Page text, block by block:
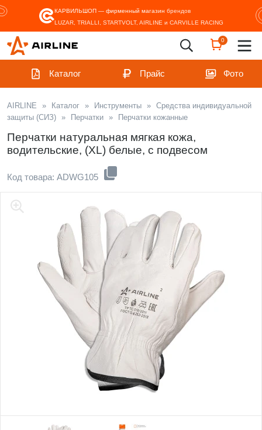
КАРВИЛЬШОП — фирменный магазин брендов
LUZAR, TRIALLI, STARTVOLT, AIRLINE и CARVILLE RACING
0
Каталог Прайс Фото
AIRLINE » Каталог » Инструменты » Средства индивидуальной
защиты (СИЗ) » Перчатки » Перчатки кожанные
Перчатки натуральная мягкая кожа,
водительские, (XL) белые, с подвесом
Код товара: ADWG105